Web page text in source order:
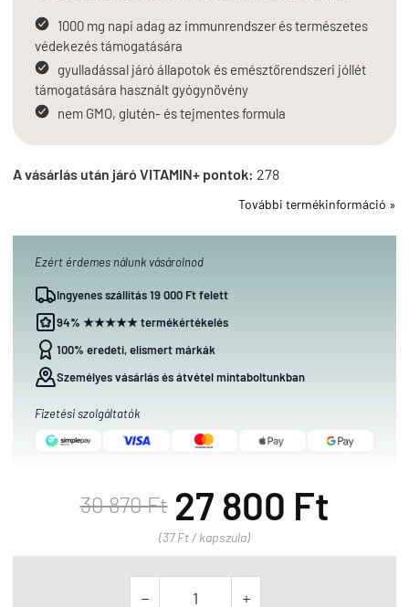
1000 mg napi adag az immunrendszer és természetes
védekezés támogatására
gyulladással járó állapotok és emésztőrendszeri jóllét
támogatására használt gyógynövény
nem GMO, glutén- és tejmentes formula
A vásárlás után járó VITAMIN+ pontok: 278
További termékinformáció »
Ezért érdemes nálunk vásárolnod
Ingyenes szállítás 19 000 Ft felett
94% ★★★★★ termékértékelés
100% eredeti, elismert márkák
Személyes vásárlás és átvétel mintaboltunkban
Fizetési szolgáltatók
30 870 Ft 27 800 Ft
(37 Ft / kapszula)
 